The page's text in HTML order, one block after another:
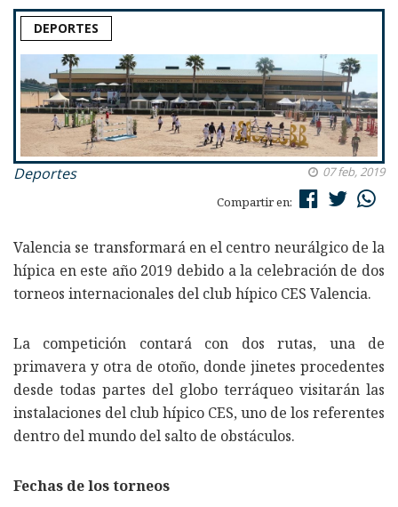
DEPORTES
Deportes
07 feb, 2019
Compartir en:
Valencia se transformará en el centro neurálgico de la
hípica en este año 2019 debido a la celebración de dos
torneos internacionales del club hípico CES Valencia.
La competición contará con dos rutas, una de
primavera y otra de otoño, donde jinetes procedentes
desde todas partes del globo terráqueo visitarán las
instalaciones del club hípico CES, uno de los referentes
dentro del mundo del salto de obstáculos.
Fechas de los torneos